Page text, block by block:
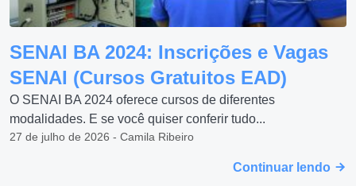
SENAI BA 2024: Inscrições e Vagas
SENAI (Cursos Gratuitos EAD)
O SENAI BA 2024 oferece cursos de diferentes
modalidades. E se você quiser conferir tudo...
27 de julho de 2026 - Camila Ribeiro
Continuar lendo